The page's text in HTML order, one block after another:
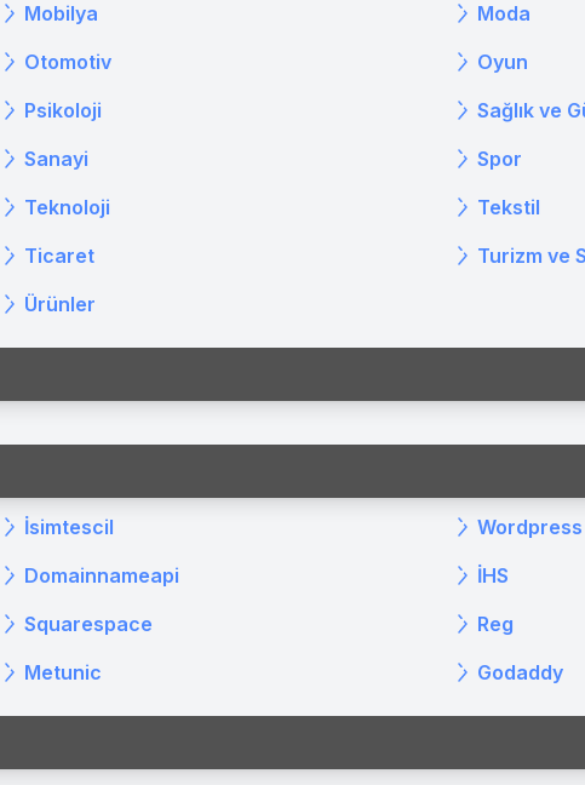
Mobilya
Moda
Otomotiv
Oyun
Psikoloji
Sağlık ve
Sanayi
Spor
Teknoloji
Tekstil
Ticaret
Turizm ve
Ürünler
İsimtescil
Wordpress
Domainnameapi
İHS
Squarespace
Reg
Metunic Godaddy